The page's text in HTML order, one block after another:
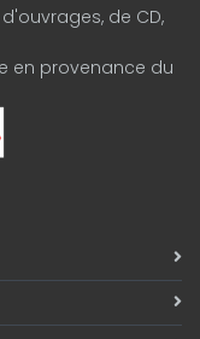
de CD,
en provenance du